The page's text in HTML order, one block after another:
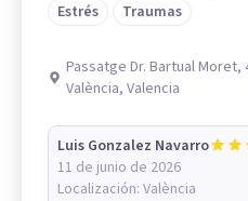
Estrés
Traumas
Passatge Dr. Bartual Moret,
València, Valencia
Luis Gonzalez Navarro
11 de junio de 2026
Localización: València